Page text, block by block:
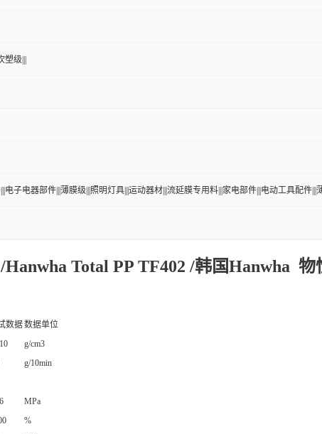
级|||
电子电器部件|||薄膜级|||照明灯具|||运动器材|||流延膜专用料|||家电部件|||电动工具配件|||
Hanwha Total PP TF402 /韩国Hanwha 物
数据数据单位
g/cm3
g/10min
MPa
%